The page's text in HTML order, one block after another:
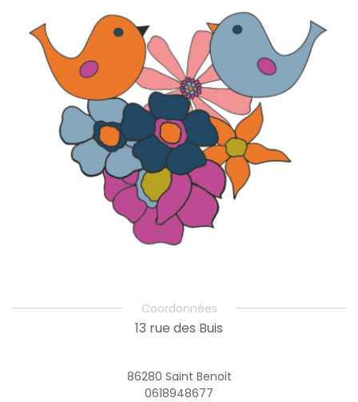
Coordonnées
13 rue des Buis
86280 Saint Benoit
0618948677